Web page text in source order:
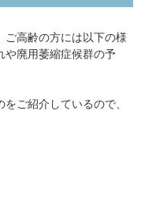
高齢の方には以下の様
や廃用萎縮症候群の予
ご紹介しているので、